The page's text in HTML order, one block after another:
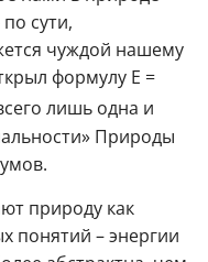
сути,
чуждой нашему
формулу Е =
лишь одна и
Природы
природу как
понятий – энергии